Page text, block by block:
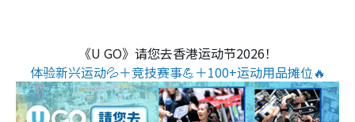
《U GO》请您去香港运动节2026！
体验新兴运动💦＋竞技赛事💪＋100+运动用品摊位🔥